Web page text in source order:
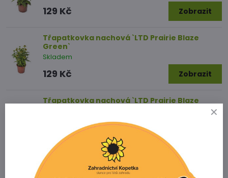
129 Kč Zobrazit
Třapatkovka nachová `LTD Prairie Blaze
Green`
Skladem
129 Kč Zobrazit
Třapatkovka nachová `LTD Prairie Blaze
129 Kč
Potřebujete poradit s výběrem